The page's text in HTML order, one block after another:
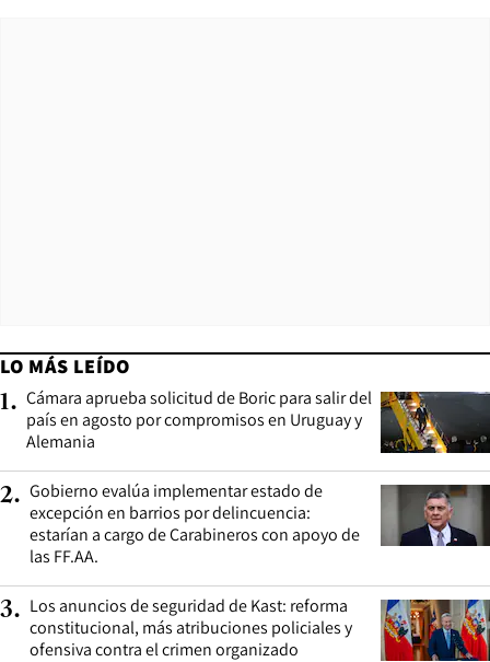
LO MÁS LEÍDO
1. Cámara aprueba solicitud de Boric para salir del
país en agosto por compromisos en Uruguay y
Alemania
2. Gobierno evalúa implementar estado de
excepción en barrios por delincuencia:
estarían a cargo de Carabineros con apoyo de
las FF.AA.
3. Los anuncios de seguridad de Kast: reforma
constitucional, más atribuciones policiales y
ofensiva contra el crimen organizado